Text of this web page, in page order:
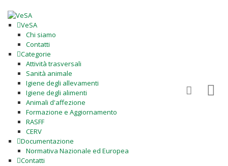
VeSA
Chi siamo
Contatti
Categorie
Attività trasversali
Sanità animale
Igiene degli allevamenti
Igiene degli alimenti
Animali d'affezione
Formazione e Aggiornamento
RASFF
CERV
Documentazione
Normativa Nazionale ed Europea
Contatti